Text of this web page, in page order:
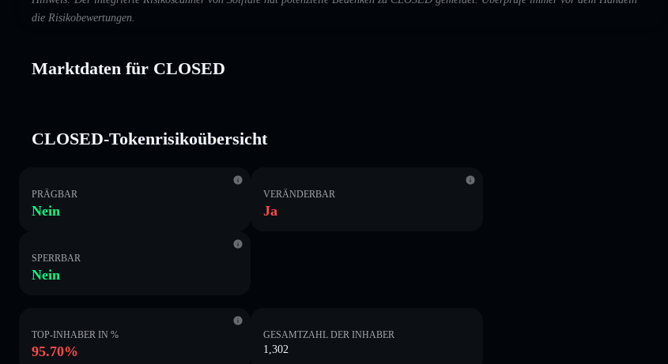
die Risikobewertungen.
Marktdaten für CLOSED
CLOSED-Tokenrisikoübersicht
PRÄGBAR
Nein
VERÄNDERBAR
Ja
SPERRBAR
Nein
TOP-INHABER IN %
95.70%
GESAMTZAHL DER INHABER
1,302